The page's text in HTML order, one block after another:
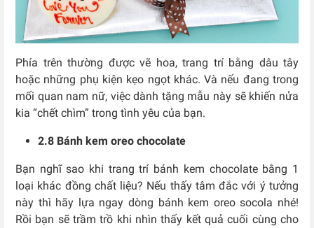
Phía trên thường được vẽ hoa, trang trí bằng dâu tây
hoặc những phụ kiện kẹo ngọt khác. Và nếu đang trong
mối quan nam nữ, việc dành tặng mẫu này sẽ khiến nửa
kia “chết chìm” trong tình yêu của bạn.
2.8 Bánh kem oreo chocolate
Bạn nghĩ sao khi trang trí bánh kem chocolate bằng 1
loại khác đồng chất liệu? Nếu thấy tâm đắc với ý tưởng
này thì hãy lựa ngay dòng bánh kem oreo socola nhé!
Rồi bạn sẽ trầm trồ khi nhìn thấy kết quả cuối cùng cho